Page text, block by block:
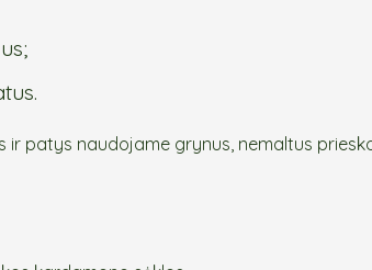
ir patys naudojame grynus, nemaltus